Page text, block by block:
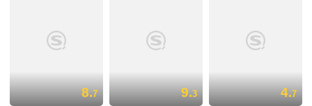
8.7 9.3 4.7